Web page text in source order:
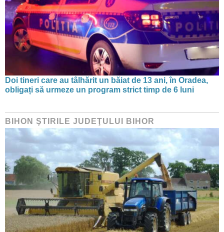
Doi tineri care au tâlhărit un băiat de 13 ani, în Oradea,
obligați să urmeze un program strict timp de 6 luni
BIHON ŞTIRILE JUDEŢULUI BIHOR